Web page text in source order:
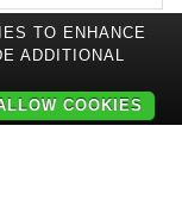
TO ENHANCE
ADDITIONAL
COOKIES